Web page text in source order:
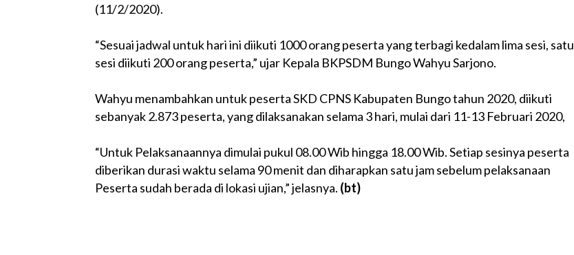
(11/2/2020).
“Sesuai jadwal untuk hari ini diikuti 1000 orang peserta yang terbagi kedalam lima sesi, satu
sesi diikuti 200 orang peserta,” ujar Kepala BKPSDM Bungo Wahyu Sarjono.
Wahyu menambahkan untuk peserta SKD CPNS Kabupaten Bungo tahun 2020, diikuti
sebanyak 2.873 peserta, yang dilaksanakan selama 3 hari, mulai dari 11-13 Februari 2020,
“Untuk Pelaksanaannya dimulai pukul 08.00 Wib hingga 18.00 Wib. Setiap sesinya peserta
diberikan durasi waktu selama 90 menit dan diharapkan satu jam sebelum pelaksanaan
Peserta sudah berada di lokasi ujian,” jelasnya. (bt)